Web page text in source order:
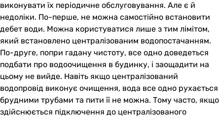
виконувати їх періодичне обслуговування. Але є й
недоліки. По-перше, не можна самостійно встановити
дебет води. Можна користуватися лише з тим лімітом,
який встановлено централізованим водопостачанням.
По-друге, попри гадану чистоту, все одно доведеться
подбати про водоочищення в будинку, і заощадити на
цьому не вийде. Навіть якщо централізований
водопровід виконує очищення, вода все одно рухається
брудними трубами та пити її не можна. Тому часто, якщо
здійснюється підключення до централізованого